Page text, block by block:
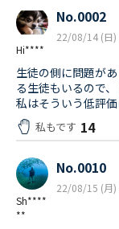
Hi****
No.0002
22/08/14 (日)
生徒の側に問題が
る生徒もいるので
私はそういう低評価
私もです 14
Sh****
**
No.0010
22/08/15 (月)